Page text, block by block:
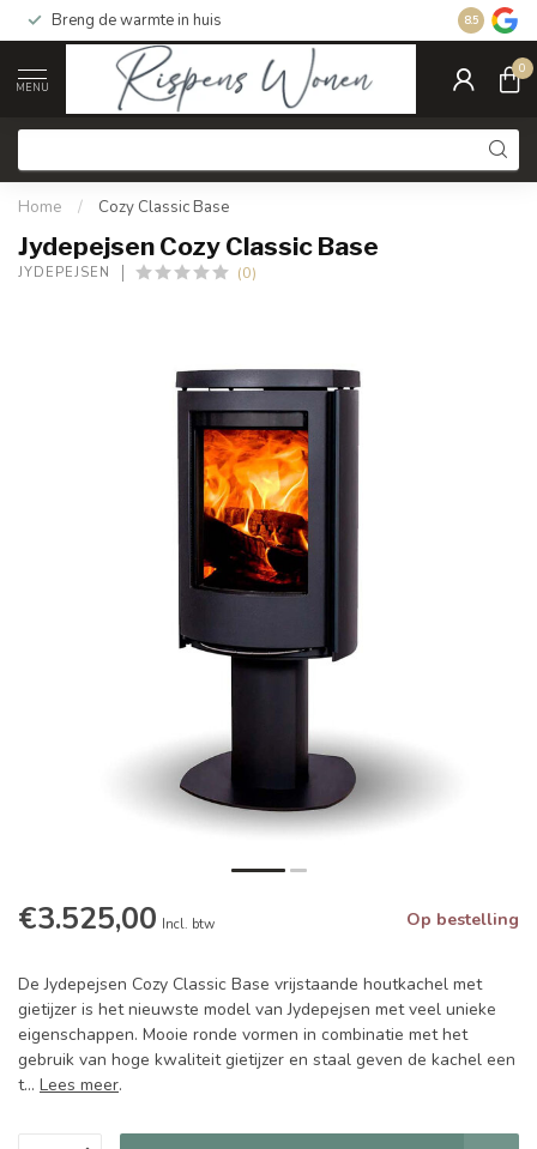
Breng de warmte in huis Gratis
8.5
MENU
0
Home / Cozy Classic Base
Jydepejsen Cozy Classic Base
JYDEPEJSEN (0)
€3.525,00 Incl. btw Op bestelling
De Jydepejsen Cozy Classic Base vrijstaande houtkachel met
gietijzer is het nieuwste model van Jydepejsen met veel unieke
eigenschappen. Mooie ronde vormen in combinatie met het
gebruik van hoge kwaliteit gietijzer en staal geven de kachel een
t... Lees meer.